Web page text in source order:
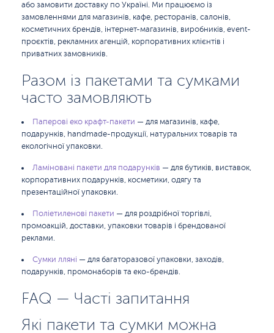
або замовити доставку по Україні. Ми працюємо із
замовленнями для магазинів, кафе, ресторанів, салонів,
косметичних брендів, інтернет-магазинів, виробників, event-
проєктів, рекламних агенцій, корпоративних клієнтів і
приватних замовників.
Разом із пакетами та сумками
часто замовляють
Паперові еко крафт-пакети — для магазинів, кафе,
подарунків, handmade-продукції, натуральних товарів та
екологічної упаковки.
Ламіновані пакети для подарунків — для бутиків, виставок,
корпоративних подарунків, косметики, одягу та
презентаційної упаковки.
Поліетиленові пакети — для роздрібної торгівлі,
промоакцій, доставки, упаковки товарів і брендованої
реклами.
Сумки лляні — для багаторазової упаковки, заходів,
подарунків, промонаборів та еко-брендів.
FAQ — Часті запитання
Які пакети та сумки можна